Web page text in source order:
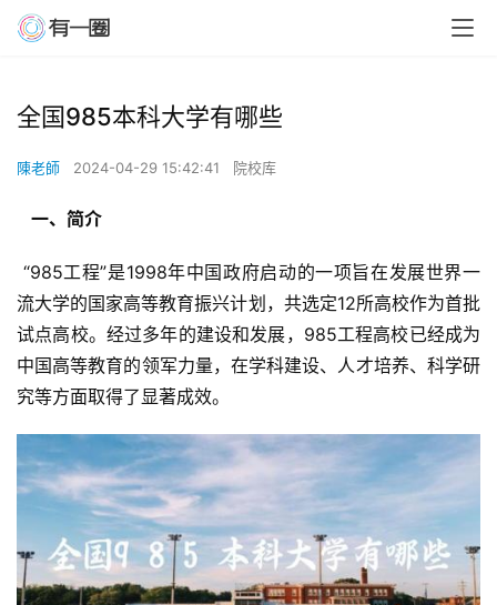
全国985本科大学有哪些
陳老師 2024-04-29 15:42:41 院校库
  一、简介
流大学的国家高等教育振兴计划，共选定12所高校作为首批
试点高校。经过多年的建设和发展，985工程高校已经成为
中国高等教育的领军力量，在学科建设、人才培养、科学研
究等方面取得了显著成效。